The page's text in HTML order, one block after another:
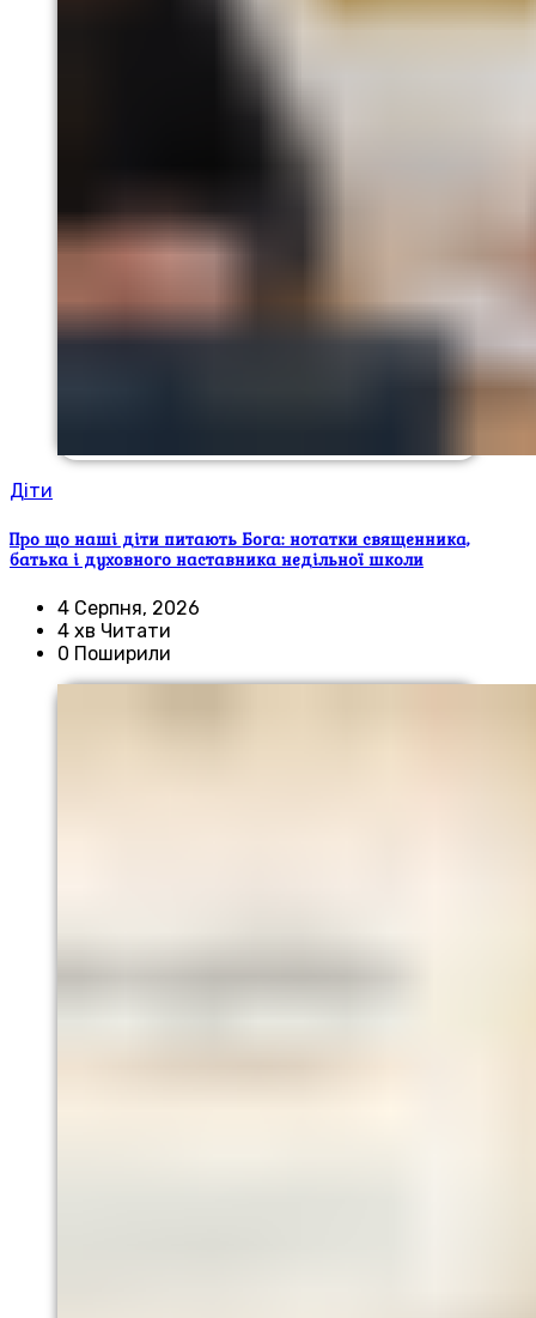
Діти
Про що наші діти питають Бога: нотатки священника,
батька і духовного наставника недільної школи
4 Серпня, 2026
4 хв Читати
0 Поширили